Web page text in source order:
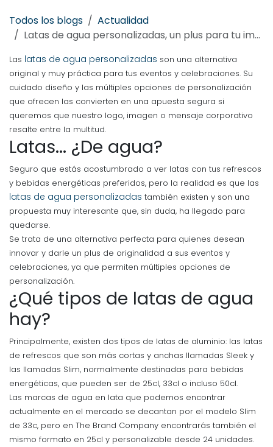
Todos los blogs
Actualidad
Latas de agua personalizadas, un plus para tu imagen de marca
Las latas de agua personalizadas son una alternativa
original y muy práctica para tus eventos y celebraciones. Su
cuidado diseño y las múltiples opciones de personalización
que ofrecen las convierten en una apuesta segura si
queremos que nuestro logo, imagen o mensaje corporativo
resalte entre la multitud.
Latas... ¿De agua?
Seguro que estás acostumbrado a ver latas con tus refrescos
y bebidas energéticas preferidos, pero la realidad es que las
latas de agua personalizadas también existen y son una
propuesta muy interesante que, sin duda, ha llegado para
quedarse.
Se trata de una alternativa perfecta para quienes desean
innovar y darle un plus de originalidad a sus eventos y
celebraciones, ya que permiten múltiples opciones de
personalización.
¿Qué tipos de latas de agua
hay?
Principalmente, existen dos tipos de latas de aluminio: las latas
de refrescos que son más cortas y anchas llamadas Sleek y
las llamadas Slim, normalmente destinadas para bebidas
energéticas, que pueden ser de 25cl, 33cl o incluso 50cl.
Las marcas de agua en lata que podemos encontrar
actualmente en el mercado se decantan por el modelo Slim
de 33c, pero en The Brand Company encontrarás también el
mismo formato en 25cl y personalizable desde 24 unidades.